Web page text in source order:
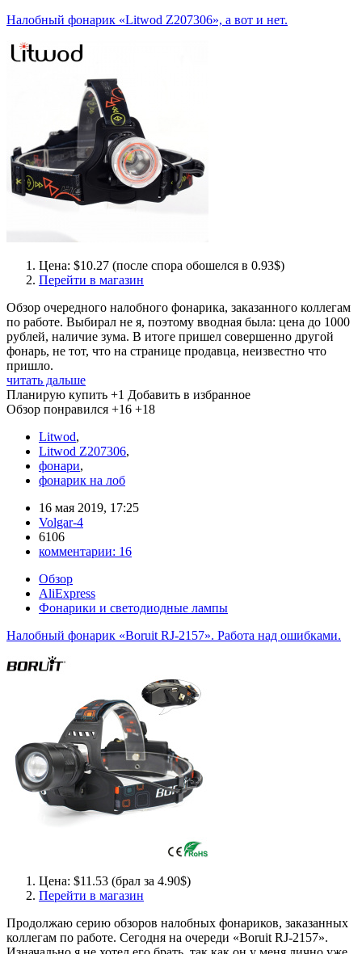
Налобный фонарик «Litwod Z207306», а вот и нет.
Цена: $10.27 (после спора обошелся в 0.93$)
Перейти в магазин
Обзор очередного налобного фонарика, заказанного коллегам
по работе. Выбирал не я, поэтому вводная была: цена до 1000
рублей, наличие зума. В итоге пришел совершенно другой
фонарь, не тот, что на странице продавца, неизвестно что
пришло.
читать дальше
Планирую купить +1 Добавить в избранное
Обзор понравился +16 +18
Litwod,
Litwod Z207306,
фонари,
фонарик на лоб
16 мая 2019, 17:25
Volgar-4
6106
комментарии: 16
Обзор
AliExpress
Фонарики и светодиодные лампы
Налобный фонарик «Boruit RJ-2157». Работа над ошибками.
Цена: $11.53 (брал за 4.90$)
Перейти в магазин
Продолжаю серию обзоров налобных фонариков, заказанных
коллегам по работе. Сегодня на очереди «Boruit RJ-2157».